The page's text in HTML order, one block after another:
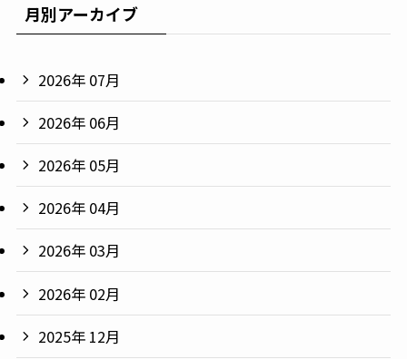
月別アーカイブ
2026年 07月
2026年 06月
2026年 05月
2026年 04月
2026年 03月
2026年 02月
2025年 12月